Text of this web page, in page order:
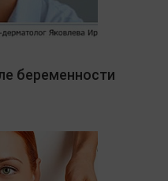
беременности